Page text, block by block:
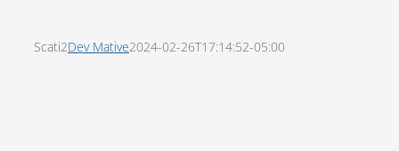
Scati2Dev Mative2024-02-26T17:14:52-05:00